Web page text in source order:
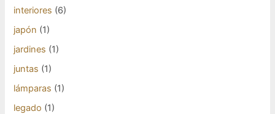
interiores (6)
japón (1)
jardines (1)
juntas (1)
lámparas (1)
legado (1)